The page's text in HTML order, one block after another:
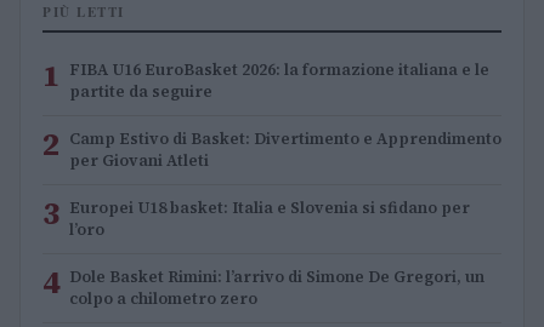
PIÙ LETTI
1 FIBA U16 EuroBasket 2026: la formazione italiana e le
partite da seguire
2 Camp Estivo di Basket: Divertimento e Apprendimento
per Giovani Atleti
3 Europei U18 basket: Italia e Slovenia si sfidano per
l’oro
4 Dole Basket Rimini: l’arrivo di Simone De Gregori, un
colpo a chilometro zero